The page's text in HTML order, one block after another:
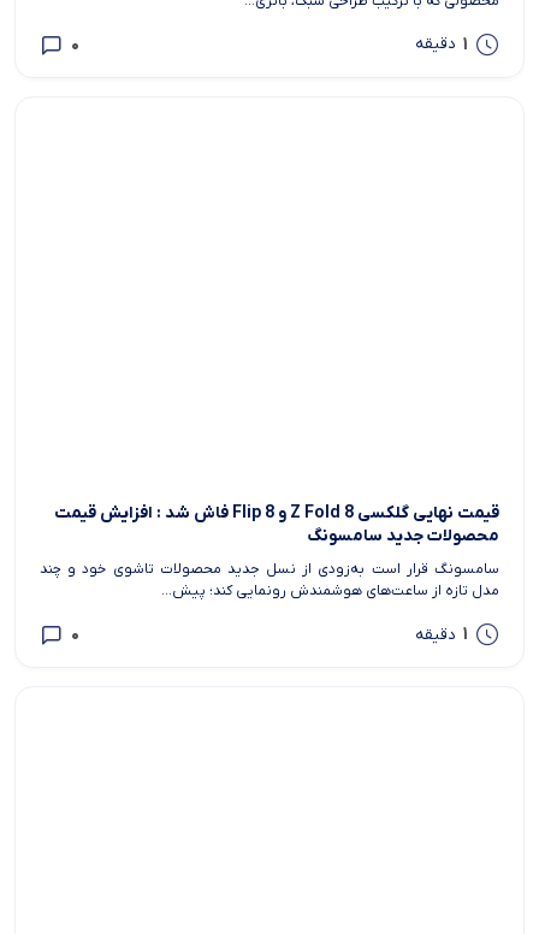
1 دقیقه 0
قیمت نهایی گلکسی Z Fold 8 و Flip 8 فاش شد : افزایش قیمت
محصولات جدید سامسونگ
سامسونگ قرار است به‌زودی از نسل جدید محصولات تاشوی خود و چند
مدل تازه از ساعت‌های هوشمندش رونمایی کند؛ پیش...
1 دقیقه 0